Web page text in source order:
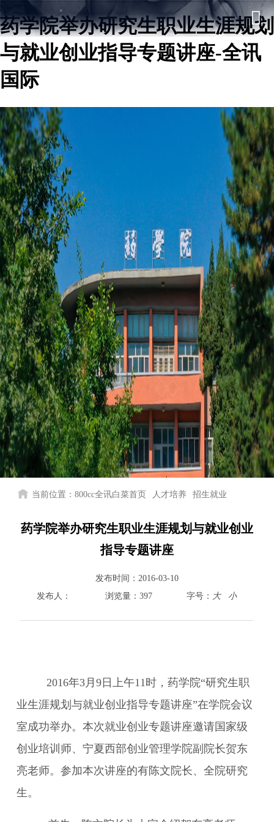
药学院举办研究生职业生涯规划
与就业创业指导专题讲座-全讯
国际
院情总览
交流合作
当前位置：800cc全讯白菜首页 人才培养 招生就业
药学院举办研究生职业生涯规划与就业创业
指导专题讲座
发布时间： 2016-03-10
发布人：
浏览量：397 字号： 大 小
2016年3月9日上午11时，药学院“研究生职
业生涯规划与就业创业指导专题讲座”在学院会议
室成功举办。本次就业创业专题讲座邀请国家级
创业培训师、宁夏西部创业管理学院副院长贺东
亮老师。参加本次讲座的有陈文院长、全院研究
生。